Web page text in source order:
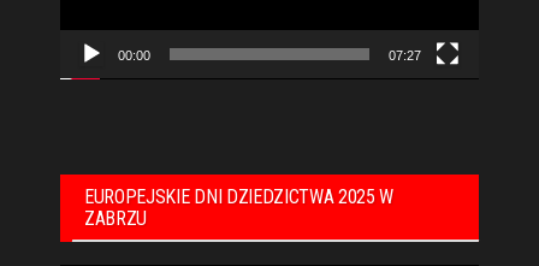
00:00 07:27
EUROPEJSKIE DNI DZIEDZICTWA 2025 W
ZABRZU